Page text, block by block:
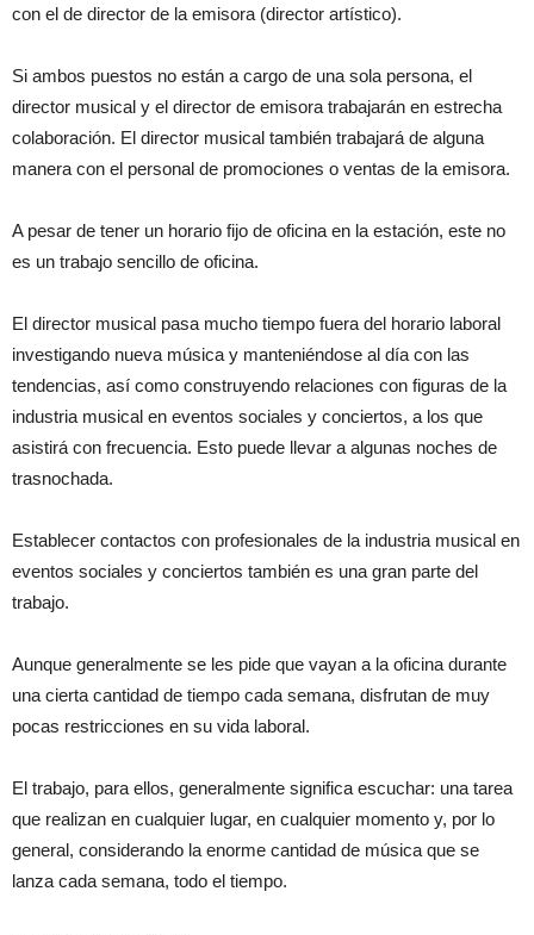
con el de director de la emisora (director artístico).
Si ambos puestos no están a cargo de una sola persona, el
director musical y el director de emisora trabajarán en estrecha
colaboración. El director musical también trabajará de alguna
manera con el personal de promociones o ventas de la emisora.
A pesar de tener un horario fijo de oficina en la estación, este no
es un trabajo sencillo de oficina.
El director musical pasa mucho tiempo fuera del horario laboral
investigando nueva música y manteniéndose al día con las
tendencias, así como construyendo relaciones con figuras de la
industria musical en eventos sociales y conciertos, a los que
asistirá con frecuencia. Esto puede llevar a algunas noches de
trasnochada.
Establecer contactos con profesionales de la industria musical en
eventos sociales y conciertos también es una gran parte del
trabajo.
Aunque generalmente se les pide que vayan a la oficina durante
una cierta cantidad de tiempo cada semana, disfrutan de muy
pocas restricciones en su vida laboral.
El trabajo, para ellos, generalmente significa escuchar: una tarea
que realizan en cualquier lugar, en cualquier momento y, por lo
general, considerando la enorme cantidad de música que se
lanza cada semana, todo el tiempo.